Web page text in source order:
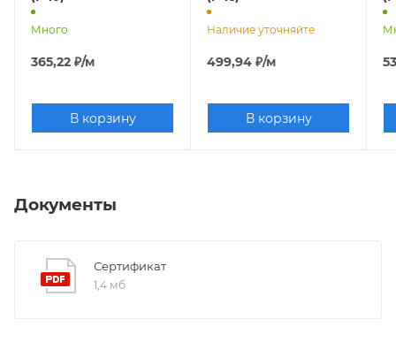
Много
365,22 ₽/м
В корзину
Наличие уточняйте
499,94 ₽/м
В корзину
Документы
Сертификат
1,4 мб